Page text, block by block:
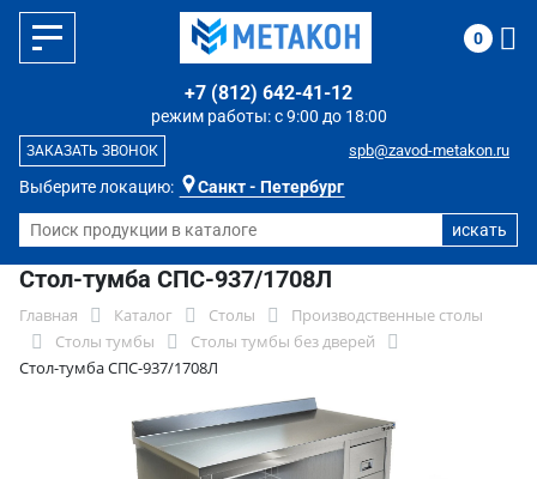
Выберите локацию: Санкт - Петербург
режим работы: с 9:00 до 18:00
+7 (812) 642-41-12
spb@zavod-metakon.ru
ЗАКАЗАТЬ ЗВОНОК
0
Стол-тумба СПС-937/1708Л
Главная Каталог Столы
Производственные столы
Столы тумбы
Столы тумбы без дверей
Стол-тумба СПС-937/1708Л